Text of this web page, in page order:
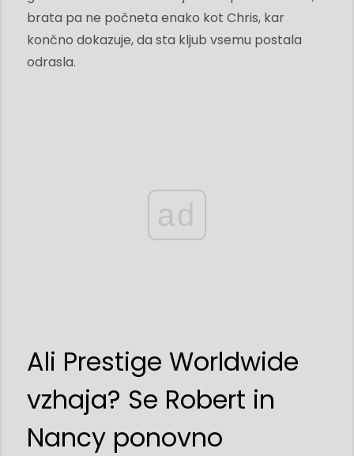
brata pa ne počneta enako kot Chris, kar
končno dokazuje, da sta kljub vsemu postala
odrasla.
ad
Ali Prestige Worldwide
vzhaja? Se Robert in
Nancy ponovno